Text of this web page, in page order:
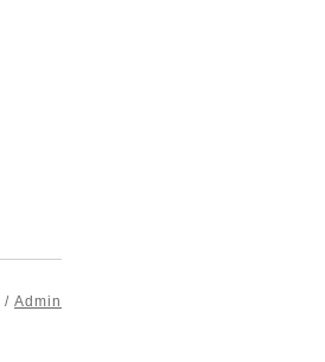
/ Admin